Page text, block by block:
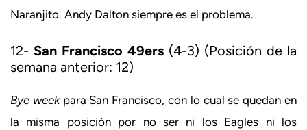
Naranjito. Andy Dalton siempre es el problema.
12- San Francisco 49ers (4-3) (Posición de la
semana anterior: 12)
Bye weekpara San Francisco, con lo cual se quedan en
la misma posición por no ser ni los Eagles ni los